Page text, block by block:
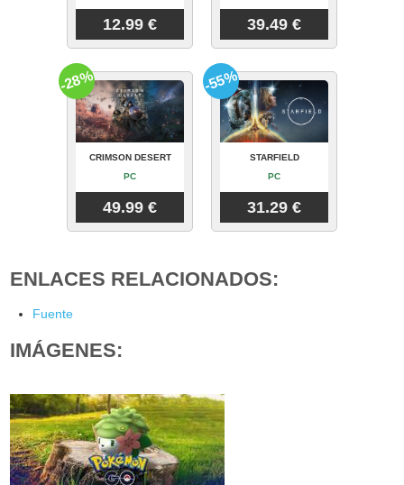
12.99 € 39.49 €
CRIMSON DESERT
PC
49.99 €
-28%
STARFIELD
PC
31.29 €
-55%
ENLACES RELACIONADOS:
Fuente
IMÁGENES: